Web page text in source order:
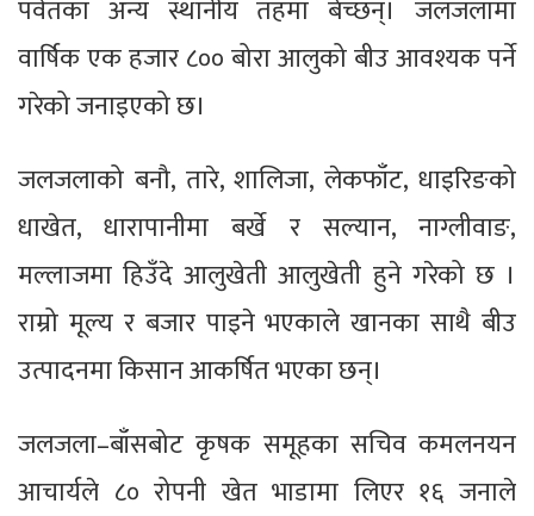
पर्वतका अन्य स्थानीय तहमा बेच्छन्। जलजलामा
वार्षिक एक हजार ८०० बोरा आलुको बीउ आवश्यक पर्ने
गरेको जनाइएको छ।
जलजलाको बनौ, तारे, शालिजा, लेकफाँट, धाइरिङको
धाखेत, धारापानीमा बर्खे र सल्यान, नाग्लीवाङ,
मल्लाजमा हिउँदे आलुखेती आलुखेती हुने गरेको छ ।
राम्रो मूल्य र बजार पाइने भएकाले खानका साथै बीउ
उत्पादनमा किसान आकर्षित भएका छन्।
जलजला–बाँसबोट कृषक समूहका सचिव कमलनयन
आचार्यले ८० रोपनी खेत भाडामा लिएर १६ जनाले